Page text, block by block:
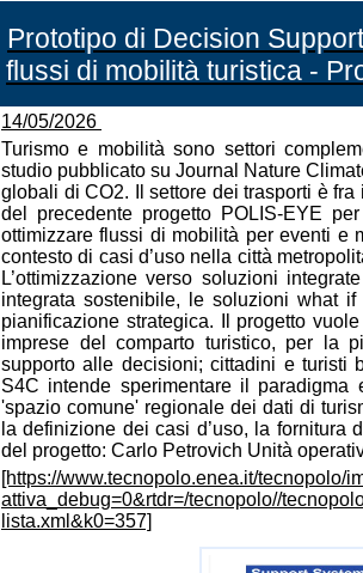
Prototipo di Decision
flussi di mobilità turistica -
14/05/2026
Turismo e mobilità sono settori
studio pubblicato su Journal Nature
globali di CO2. Il settore dei trasporti è
del precedente progetto POLIS-EYE
ottimizzare flussi di mobilità per eventi e
contesto di casi d’uso nella città
L’ottimizzazione verso soluzioni
integrata sostenibile, le soluzioni what
pianificazione strategica. Il progetto
imprese del comparto turistico, per la
supporto alle decisioni; cittadini e turisti
S4C intende sperimentare il
'spazio comune' regionale dei dati di
la definizione dei casi d’uso, la
del progetto: Carlo Petrovich Unità
[https://www.tecnopolo.enea.it/tecnopolo/
attiva_debug=0&rtdr=/tecnopolo//
lista.xml&k0=357]